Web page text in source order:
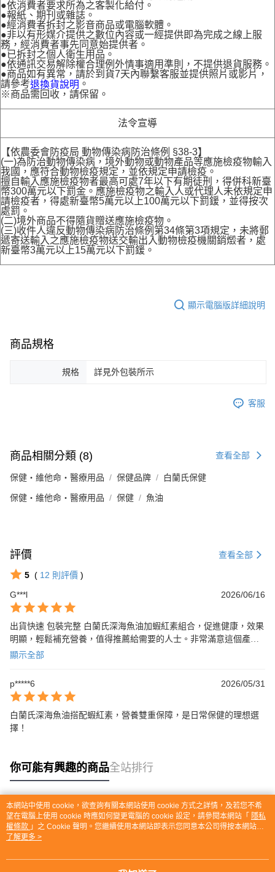
●依消費者要求所為之客製化給付。
●報紙、期刊或雜誌。
●經消費者拆封之影音商品或電腦軟體。
●非以有形媒介提供之數位內容或一經提供即為完成之線上服
務，經消費者事先同意始提供者。
●已拆封之個人衛生用品。
●依通訊交易解除權合理例外情事適用準則，不提供退貨服務。
●商品如有異常，請於到貨7天內聯繫客服並提供照片或影片，
請參考退換貨說明 。
※商品需回收，請保留。
法令宣導
【依農委會防疫局 動物傳染病防治條例 §38-3】
(一)為防治動物傳染病，境外動物或動物產品等應施檢疫物輸入
我國，應符合動物檢疫規定，並依規定申請檢疫。
擅自輸入應施檢疫物者最高可處7年以下有期徒刑，得併科新臺
幣300萬元以下罰金。應施檢疫物之輸入人或代理人未依規定申
請檢疫者，得處新臺幣5萬元以上100萬元以下罰鍰，並得按次
處罰。
(二)境外商品不得隨貨贈送應施檢疫物。
(三)收件人違反動物傳染病防治條例第34條第3項規定，未將郵
遞寄送輸入之應施檢疫物送交輸出入動物檢疫機關銷燬者，處
新臺幣3萬元以上15萬元以下罰鍰。
顯示電腦版詳細說明
商品規格
規格 詳見外包裝所示
客服
商品相關分類 (8) 查看全部
保健・維他命・醫療用品 保健品牌 白蘭氏保健
保健・維他命・醫療用品 保健 魚油
評價 查看全部
5 ( 12 則評價 )
G***l
2026/06/16
出貨快速 包裝完整 白蘭氏深海魚油加蝦紅素組合，促進健康，效果
明顯，輕鬆補充營養，值得推薦給需要的人士。非常滿意這個產品
👍
顯示全部
p*****6 2026/05/31
白蘭氏深海魚油搭配蝦紅素，營養雙重保障，是日常保健的理想選
擇！
你可能有興趣的商品全站排行
熱門標籤
本網站中使用 cookie，欲查詢有關本網站使用 cookie 方式之詳情，及若您不希
望在電腦上使用 cookie 時應如何變更電腦的 cookie 設定，請參閱本網站「 隱私
權條款 」之 Cookie 聲明。您繼續使用本網站即表示您同意本公司得按本網站使
用條款之 Cookie 聲明使用 cookie。
了解更多 >